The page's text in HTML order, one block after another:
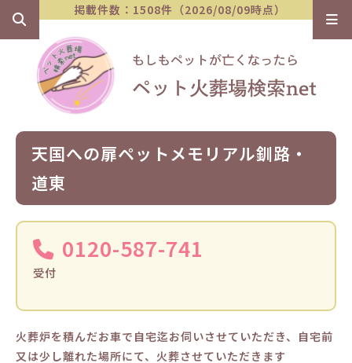
掲載件数：1508件（2026/08/09時点）
天国への扉ペットメモリアル釧路・
道東
0120-587-741
受付
火葬炉を積んだお車で自宅迄お伺いさせていただき、自宅前
又は少し離れた場所にて、火葬させていただきます